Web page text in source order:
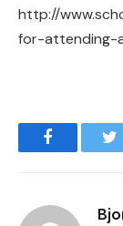
http://
for-attending-
Facebook